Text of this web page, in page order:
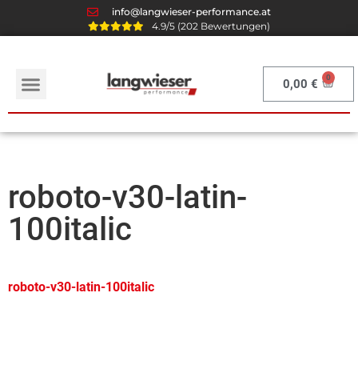
info@langwieser-performance.at
4.9/5 (202 Bewertungen)
0,00€
roboto-v30-latin-
100italic
roboto-v30-latin-100italic